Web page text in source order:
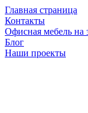
Главная страница
Контакты
Офисная мебель на
Блог
Наши проекты